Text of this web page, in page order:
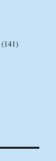
(141)